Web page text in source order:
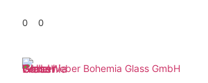
0 0
Weber Bohemia Glass GmbH